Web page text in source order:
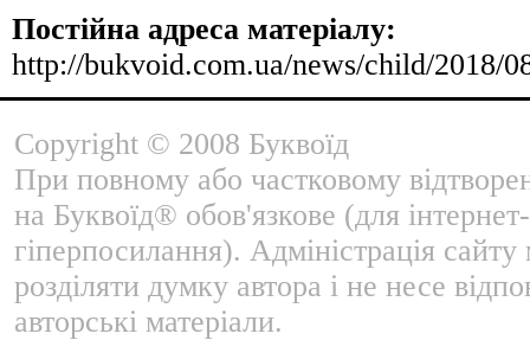
Постійна адреса матеріалу:
http://bukvoid.com.ua/news/child/2018/
Copyright © 2008 Буквоїд
При повному або частковому
на Буквоїд® обов'язкове (для
гіперпосилання). Адміністрація
розділяти думку автора і не несе
авторські матеріали.